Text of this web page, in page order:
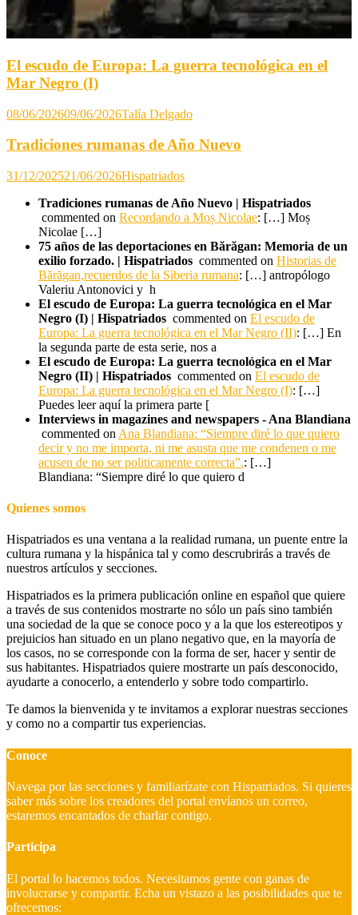
El escudo de Europa: La guerra tecnológica en el
Mar Negro (I)
08/06/202609/06/2026Talía Delgado
Tradiciones rumanas de Año Nuevo
31/12/202521/06/2026Hispatriados
Tradiciones rumanas de Año Nuevo | Hispatriados
commented on Recordando a Moș Nicolae: […] Moș
Nicolae […]
75 años de las deportaciones en Bărăgan: Memoria de un
exilio forzado. | Hispatriados commented on Historias de
Bărăgan,recuerdos de la Siberia rumana: […] antropólogo
Valeriu Antonovici y h
El escudo de Europa: La guerra tecnológica en el Mar
Negro (I) | Hispatriados commented on El escudo de
Europa: La guerra tecnológica en el Mar Negro (II): […] En
la segunda parte de esta serie, nos a
El escudo de Europa: La guerra tecnológica en el Mar
Negro (II) | Hispatriados commented on El escudo de
Europa: La guerra tecnológica en el Mar Negro (I): […]
Puedes leer aquí la primera parte [
Interviews in magazines and newspapers - Ana Blandiana
commented on Ana Blandiana: “Siempre diré lo que quiero
decir y no me importa, ni me asusta que me condenen o me
acusen de no ser politicamente correcta”.: […]
Blandiana: “Siempre diré lo que quiero d
Quienes somos
Hispatriados es una ventana a la realidad rumana, un puente entre la
cultura rumana y la hispánica tal y como descrubrirás a través de
nuestros artículos y secciones.
Hispatriados es la primera publicación online en español que quiere
a través de sus contenidos mostrarte no sólo un país sino también
una sociedad de la que se conoce poco y a la que los estereotipos y
prejuicios han situado en un plano negativo que, en la mayoría de
los casos, no se corresponde con la forma de ser, hacer y sentir de
sus habitantes. Hispatriados quiere mostrarte un país desconocido,
ayudarte a conocerlo, a entenderlo y sobre todo compartirlo.
Te damos la bienvenida y te invitamos a explorar nuestras secciones
y como no a compartir tus experiencias.
Conoce
Navega por las secciones y familiarízate con Hispatriados. Si quieres
saber más sobre los creadores del portal envíanos un correo,
estaremos encantados de charlar contigo.
Participa
El portal lo hacemos todos. Necesitamos gente con ganas de
involucrarse y compartir. Echa un vistazo a las posibilidades que te
ofrecemos: